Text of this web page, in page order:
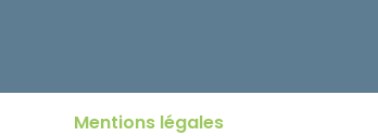
Mentions légales